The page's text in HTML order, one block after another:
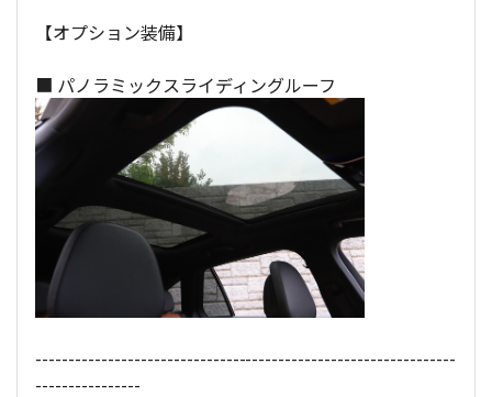
【オプション装備】
■ パノラミックスライディングルーフ
----------------------------------------------------------------
----------------